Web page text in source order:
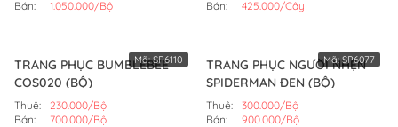
Bán:
1.050.000/Bộ
Bán:
425.000/Cây
TRANG PHỤC BUMBLEBEE
COS020 (BỘ)
Thuê:
230.000/Bộ
Bán:
700.000/Bộ
Mã:SP6110
TRANG PHỤC NGƯỜI NHỆN
SPIDERMAN ĐEN (BỘ)
Thuê:
300.000/Bộ
Bán:
900.000/Bộ
Mã:SP6077